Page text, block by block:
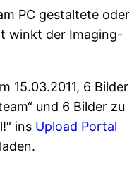
PC gestaltete oder
winkt der Imaging-
15.03.2011, 6 Bilder
und 6 Bilder zu
ins Upload Portal